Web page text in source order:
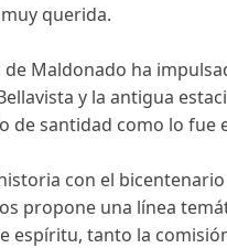
querida.
Maldonado ha
y la antigua
santidad como lo fue
con el
propone una línea
espíritu, tanto la